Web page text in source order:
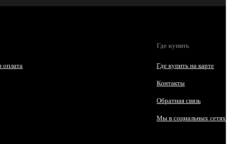
оплата
Где купить
Где купить на карте
Контакты
Обратная связь
Мы в социальных сетях